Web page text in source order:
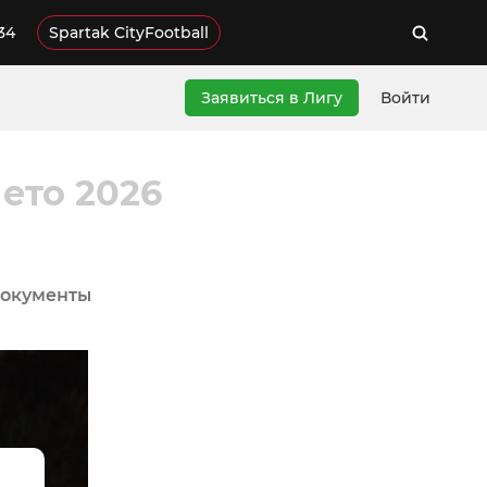
Spartak CityFootball
Заявиться в Лигу Войти
2026